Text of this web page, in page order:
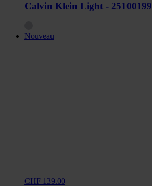
Calvin Klein Light - 25100199
Nouveau
CHF 139.00